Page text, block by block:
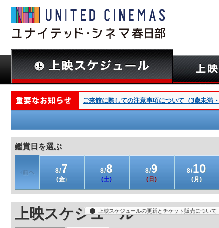
ご来館に際しての注意事項について（3歳未満
鑑賞日を選ぶ
8/7
(金)
8/8
(土)
8/9
(日)
8/10
(月)
上映スケジュール上映スケジュールの更新とチケット販売について